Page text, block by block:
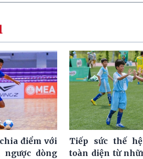
điểm với
dòng
Tiếp sức thế
toàn diện từ